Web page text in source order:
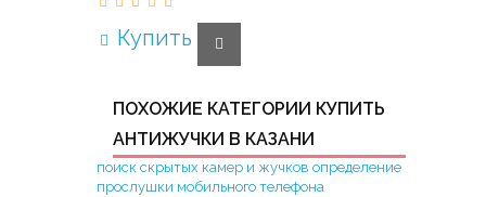
Купить
ПОХОЖИЕ КАТЕГОРИИ КУПИТЬ
АНТИЖУЧКИ В КАЗАНИ
поиск скрытых камер и жучков определение
прослушки мобильного телефона